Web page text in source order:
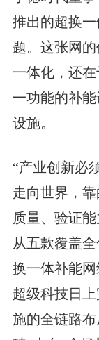
推出的超换
题。这张网
一体化，还
一功能的补
设施。
“产业创新必
走向世界，
质量、验证
从五款覆盖
换一体补能
超级科技日
施的全链路